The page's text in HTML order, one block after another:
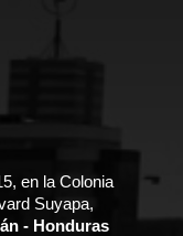
en la Colonia
Suyapa,
- Honduras